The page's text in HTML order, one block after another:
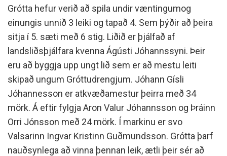
Grótta hefur verið að spila undir væntingumog
einungis unnið 3 leiki og tapað 4. Sem þýðir að þeira
sitja í 5. sæti með 6 stig. Liðið er þjálfað af
landsliðsþjálfara kvenna Ágústi Jóhannssyni. Þeir
eru að byggja upp ungt lið sem er að mestu leiti
skipað ungum Gróttudrengjum. Jóhann Gísli
Jóhannesson er atkvæðamestur þeirra með 34
mörk. Á eftir fylgja Aron Valur Jóhannsson og Þráinn
Orri Jónsson með 24 mörk. Í markinu er svo
Valsarinn Ingvar Kristinn Guðmundsson. Grótta þarf
nauðsynlega að vinna þennan leik, ætli þeir sér að